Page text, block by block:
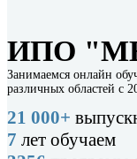
ИПО
Занимаемся онлайн
различных областей с
21 000+
7 лет обучаем